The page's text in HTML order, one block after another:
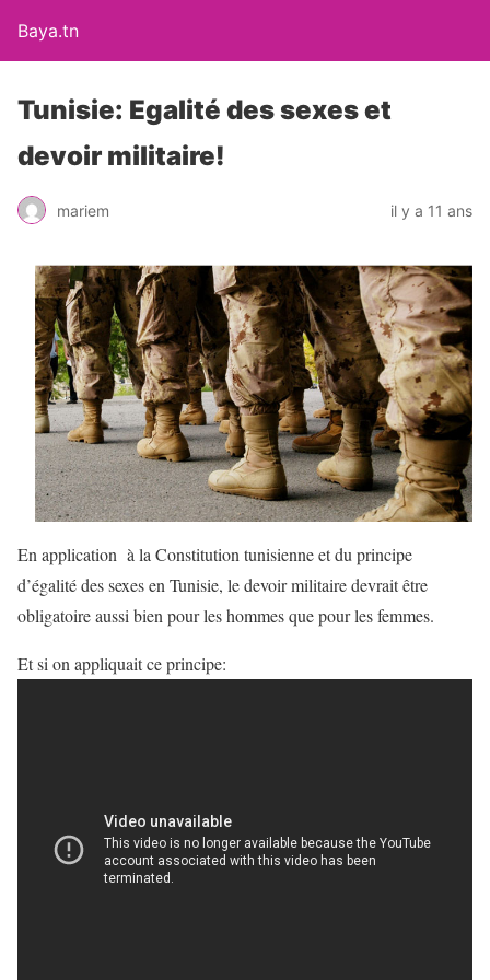
Baya.tn
Tunisie: Egalité des sexes et
devoir militaire!
mariem il y a 11 ans
En application à la Constitution tunisienne et du principe
d’égalité des sexes en Tunisie, le devoir militaire devrait être
obligatoire aussi bien pour les hommes que pour les femmes.
Et si on appliquait ce principe: